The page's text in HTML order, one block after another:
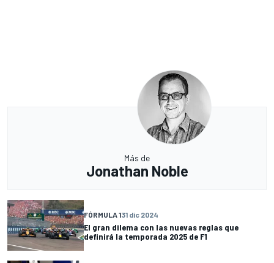
Más de
Jonathan Noble
FÓRMULA 131 dic 2024
El gran dilema con las nuevas reglas que
definirá la temporada 2025 de F1